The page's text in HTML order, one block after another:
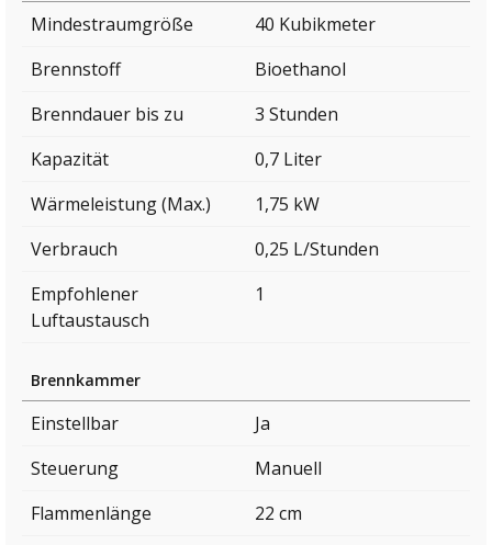
Mindestraumgröße
40 Kubikmeter
Brennstoff
Bioethanol
Brenndauer bis zu
3 Stunden
Kapazität
0,7 Liter
Wärmeleistung (Max.)
1,75 kW
Verbrauch
0,25 L/Stunden
Empfohlener
Luftaustausch
1
Brennkammer
Einstellbar
Ja
Steuerung
Manuell
Flammenlänge
22 cm